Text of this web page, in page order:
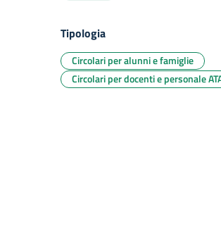
Tipologia
Circolari per alunni e famiglie
Circolari per docenti e personale